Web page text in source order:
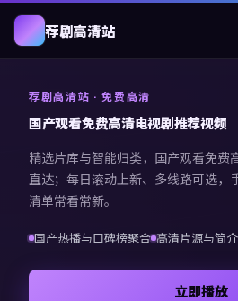
荐剧高清站
荐剧高清站 · 免费高清
国产观看免费高清电视剧推荐视频
精选片库与智能归类， 国产观看免费
直达；每日滚动上新、多线路可选，
清单常看常新。
国产热播与口碑榜聚合 高清片源与简
立即播放